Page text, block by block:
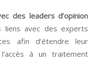
des leaders d’opinion
avec des experts
afin d’étendre leur
à un traitement